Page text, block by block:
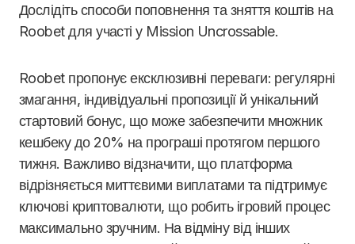
Дослідіть способи поповнення та зняття коштів на
Roobet для участі у Mission Uncrossable.
Roobet пропонує ексклюзивні переваги: регулярні
змагання, індивідуальні пропозиції й унікальний
стартовий бонус, що може забезпечити множник
кешбеку до 20% на програші протягом першого
тижня. Важливо відзначити, що платформа
відрізняється миттєвими виплатами та підтримує
ключові криптовалюти, що робить ігровий процес
максимально зручним. На відміну від інших